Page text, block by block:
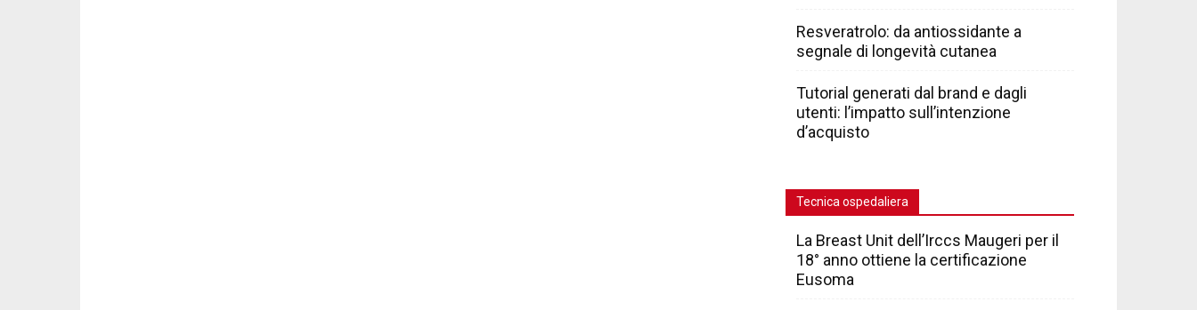
Resveratrolo: da antiossidante a
segnale di longevità cutanea
Tutorial generati dal brand e dagli
utenti: l’impatto sull’intenzione
d’acquisto
Tecnica ospedaliera
La Breast Unit dell’Irccs Maugeri per il
18° anno ottiene la certificazione
Eusoma